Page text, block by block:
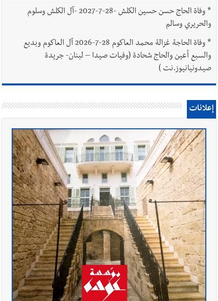
*
وفاة الحاج حسن حسين الكلش -28-7-2027 -آل الكلش وسلوم
والحريري وسالم
*
وفاة الحاجة غزالة محمد العاكوم 28-7-2026 آل العاكوم وبديع
والسبع أعين والحاج شحادة (وفيات صيدا – لبنان- جريدة
صيدونيانيوز.نت )
إعلانات